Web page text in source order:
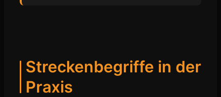
Streckenbegriffe in der
Praxis